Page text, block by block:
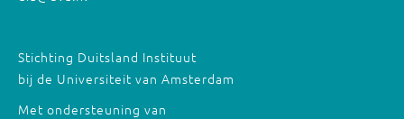
Stichting Duitsland Instituut
bij de Universiteit van Amsterdam
Met ondersteuning van